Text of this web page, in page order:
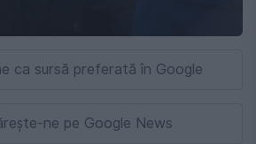
ca sursă preferată în Google
ne pe Google News